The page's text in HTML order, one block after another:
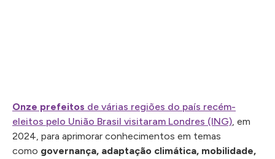
Onze prefeitos de várias regiões do país recém-
eleitos pelo União Brasil visitaram Londres (ING), em
2024, para aprimorar conhecimentos em temas
como governança, adaptação climática, mobilidade,